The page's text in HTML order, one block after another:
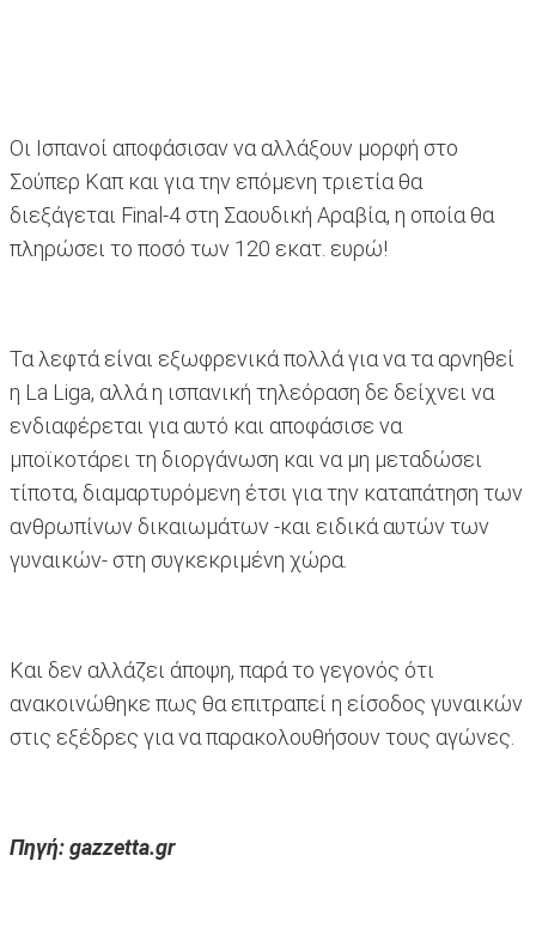
Οι Ισπανοί αποφάσισαν να αλλάξουν μορφή στο
Σούπερ Καπ και για την επόμενη τριετία θα
διεξάγεται Final-4 στη Σαουδική Αραβία, η οποία θα
πληρώσει το ποσό των 120 εκατ. ευρώ!
Τα λεφτά είναι εξωφρενικά πολλά για να τα αρνηθεί
η La Liga, αλλά η ισπανική τηλεόραση δε δείχνει να
ενδιαφέρεται για αυτό και αποφάσισε να
μποϊκοτάρει τη διοργάνωση και να μη μεταδώσει
τίποτα, διαμαρτυρόμενη έτσι για την καταπάτηση των
ανθρωπίνων δικαιωμάτων -και ειδικά αυτών των
γυναικών- στη συγκεκριμένη χώρα.
Και δεν αλλάζει άποψη, παρά το γεγονός ότι
ανακοινώθηκε πως θα επιτραπεί η είσοδος γυναικών
στις εξέδρες για να παρακολουθήσουν τους αγώνες.
Πηγή: gazzetta.gr